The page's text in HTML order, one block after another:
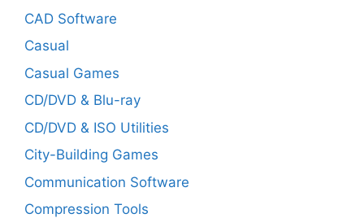
CAD Software
Casual
Casual Games
CD/DVD & Blu-ray
CD/DVD & ISO Utilities
City-Building Games
Communication Software
Compression Tools